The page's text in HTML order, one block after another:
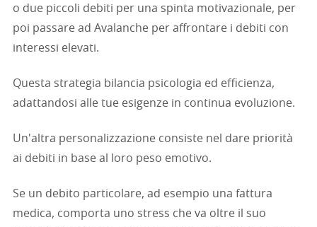
o due piccoli debiti per una spinta motivazionale, per
poi passare ad Avalanche per affrontare i debiti con
interessi elevati.
Questa strategia bilancia psicologia ed efficienza,
adattandosi alle tue esigenze in continua evoluzione.
Un'altra personalizzazione consiste nel dare priorità
ai debiti in base al loro peso emotivo.
Se un debito particolare, ad esempio una fattura
medica, comporta uno stress che va oltre il suo